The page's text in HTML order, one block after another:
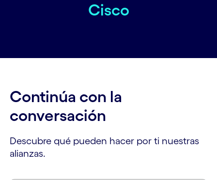
Cisco
Continúa con la
conversación
Descubre qué pueden hacer por ti nuestras
alianzas.